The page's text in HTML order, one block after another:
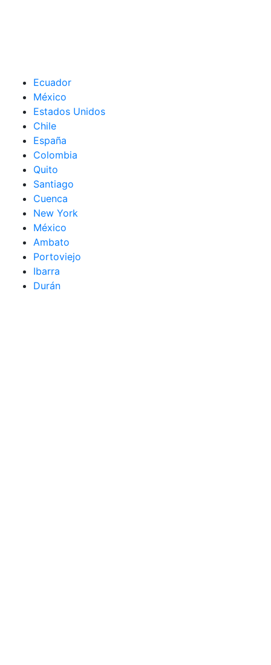
Ecuador
México
Estados Unidos
Chile
España
Colombia
Quito
Santiago
Cuenca
New York
México
Ambato
Portoviejo
Ibarra
Durán